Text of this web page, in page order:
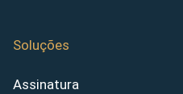
Soluções
Assinatura